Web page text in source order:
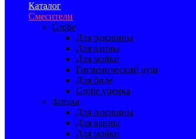
Каталог
Смесители
Grohe
Для раковины
Для ванны
Для мойки
Гигиенический душ
Для биде
Grohe уценка
damixa
Для раковины
Для ванны
Для мойки